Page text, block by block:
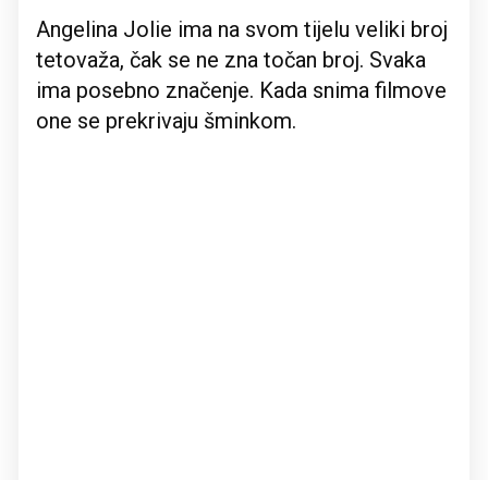
Angelina Jolie ima na svom tijelu veliki broj
tetovaža, čak se ne zna točan broj. Svaka
ima posebno značenje. Kada snima filmove
one se prekrivaju šminkom.